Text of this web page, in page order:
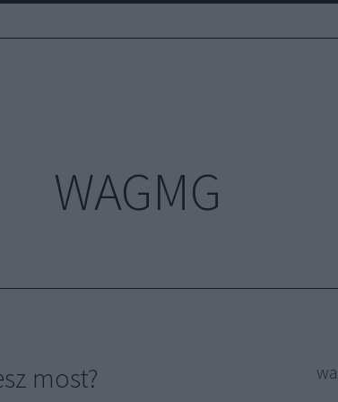
WAGMG
most?